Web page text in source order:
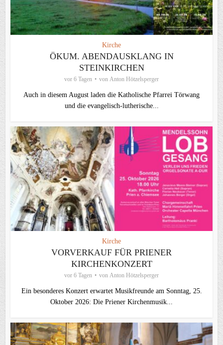
Kirche
ÖKUM. ABENDAUSKLANG IN
STEINKIRCHEN
vor 6 Tagen von Anton Hötzelsperger
Auch in diesem August laden die Katholische Pfarrei Törwang
und die evangelisch‑lutherische...
Kirche
VORVERKAUF FÜR PRIENER
KIRCHENKONZERT
vor 6 Tagen von Anton Hötzelsperger
Ein besonderes Konzert erwartet Musikfreunde am Sonntag, 25.
Oktober 2026: Die Priener Kirchenmusik...